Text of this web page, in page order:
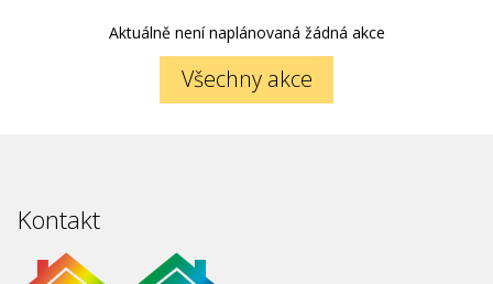
Aktuálně není naplánovaná žádná akce
Všechny akce
Kontakt